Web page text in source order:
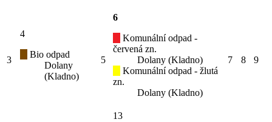
3
4
Bio odpad
Dolany
(Kladno)
5
6
Komunální odpad -
červená zn.
Dolany (Kladno)
Komunální odpad - žlutá
zn.
Dolany (Kladno)
7 8 9
13